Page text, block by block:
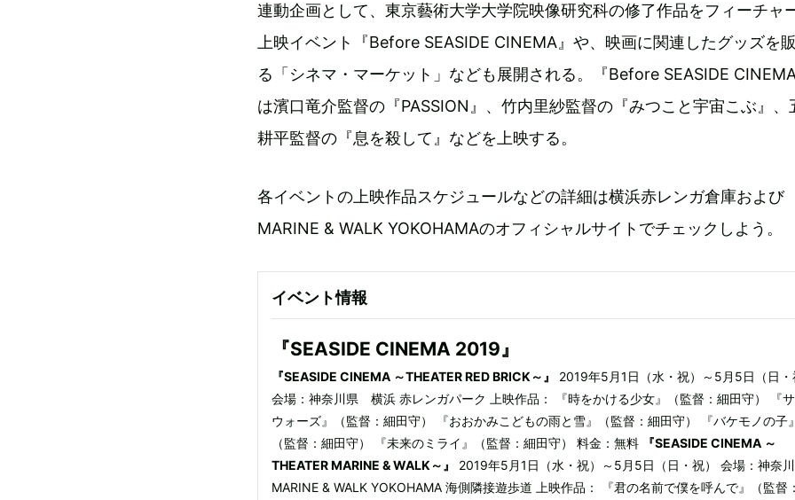
連動企画として、東京藝術大学大学院映像研究科の修了作品をフィーチャ
上映イベント『Before SEASIDE CINEMA』や、映画に関連したグッズを
る「シネマ・マーケット」なども展開される。『Before SEASIDE
は濱口竜介監督の『PASSION』、竹内里紗監督の『みつこと宇宙こぶ』、
耕平監督の『息を殺して』などを上映する。
各イベントの上映作品スケジュールなどの詳細は横浜赤レンガ倉庫および
MARINE & WALK YOKOHAMAのオフィシャルサイトでチェックしよう。
イベント情報
『SEASIDE CINEMA 2019』
『SEASIDE CINEMA ～THEATER RED BRICK～』
2019年5月1日（水・祝）～5月5日（日・
会場：神奈川県 横浜 赤レンガパーク 上映作品： 『時をかける少女』（監督：細田守） 『
ウォーズ』（監督：細田守） 『おおかみこどもの雨と雪』（監督：細田守） 『バケモノの子』
（監督：細田守） 『未来のミライ』（監督：細田守） 料金：無料
『SEASIDE CINEMA ～
THEATER MARINE & WALK～』
2019年5月1日（水・祝）～5月5日（日・祝） 会場：神奈
MARINE & WALK YOKOHAMA 海側隣接遊歩道 上映作品： 『君の名前で僕を呼んで』（監督